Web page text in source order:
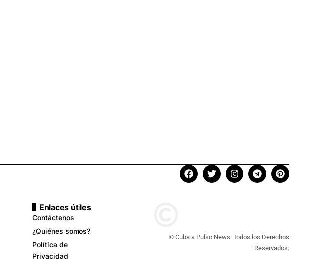
Enlaces útiles
Contáctenos
¿Quiénes somos?
Política de
Privacidad
© Cuba a Pulso News. Todos los Derechos
Reservados.